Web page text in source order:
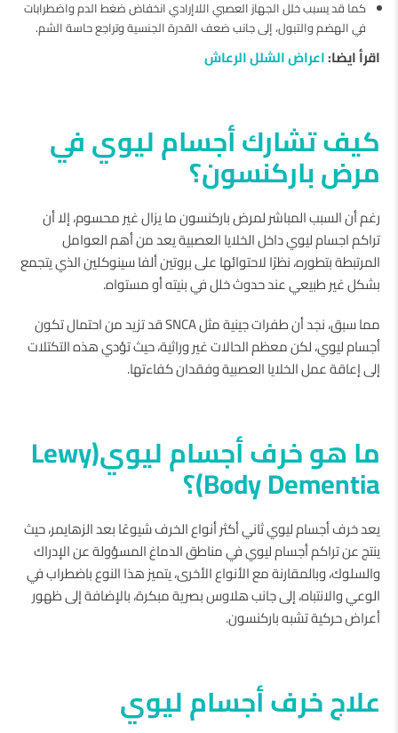
كما قد يسبب خلل الجهاز العصبي اللاإرادي انخفاض ضغط الدم واضطرابات
في الهضم والتبول، إلى جانب ضعف القدرة الجنسية وتراجع حاسة الشم.
اقرأ ايضا:اعراض الشلل الرعاش
كيف تشارك أجسام ليوي في
مرض باركنسون؟
رغم أن السبب المباشر لمرض باركنسون ما يزال غير محسوم، إلا أن
تراكم اجسام ليوي داخل الخلايا العصبية يعد من أهم العوامل
المرتبطة بتطوره، نظرًا لاحتوائها على بروتين ألفا سينوكلين الذي يتجمع
بشكل غير طبيعي عند حدوث خلل في بنيته أو مستواه.
مما سبق، نجد أن طفرات جينية مثل SNCA قد تزيد من احتمال تكون
أجسام ليوي، لكن معظم الحالات غير وراثية، حيث تؤدي هذه التكتلات
إلى إعاقة عمل الخلايا العصبية وفقدان كفاءتها.
ما هو خرف أجسام ليوي(Lewy
Body Dementia)؟
يعد خرف أجسام ليوي ثاني أكثر أنواع الخرف شيوعًا بعد الزهايمر، حيث
ينتج عن تراكم أجسام ليوي في مناطق الدماغ المسؤولة عن الإدراك
والسلوك، وبالمقارنة مع الأنواع الأخرى، يتميز هذا النوع باضطراب في
الوعي والانتباه، إلى جانب هلاوس بصرية مبكرة، بالإضافة إلى ظهور
أعراض حركية تشبه باركنسون.
علاج خرف أجسام ليوي